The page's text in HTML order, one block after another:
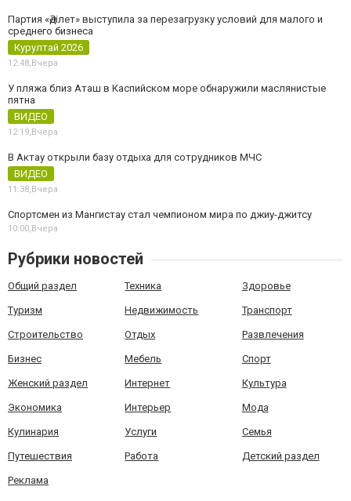
Партия «Әділет» выступила за перезагрузку условий для малого и
среднего бизнеса
Курултай 2026
12:48,Вчера
У пляжа близ Аташ в Каспийском море обнаружили маслянистые
пятна
ВИДЕО
12:19,Вчера
В Актау открыли базу отдыха для сотрудников МЧС
ВИДЕО
11:38,Вчера
Спортсмен из Мангистау стал чемпионом мира по джиу-джитсу
10:00,Вчера
Рубрики новостей
Общий раздел Техника Здоровье
Туризм Недвижимость Транспорт
Строительство Отдых Развлечения
Бизнес Мебель Спорт
Женский раздел Интернет Культура
Экономика Интерьер Мода
Кулинария Услуги Семья
Путешествия Работа Детский раздел
Реклама